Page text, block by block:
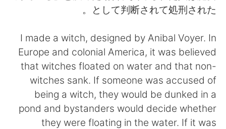
Deutsch
日本語 한국어
Русский ไทย
Indonesia Italiano
Türkçe Tiếng Việt
として判断されて処刑された。
I made a witch, designed by Anibal Voyer. In
Europe and colonial America, it was believed
that witches floated on water and that non-
witches sank. If someone was accused of
being a witch, they would be dunked in a
pond and bystanders would decide whether
they were floating in the water. If it was